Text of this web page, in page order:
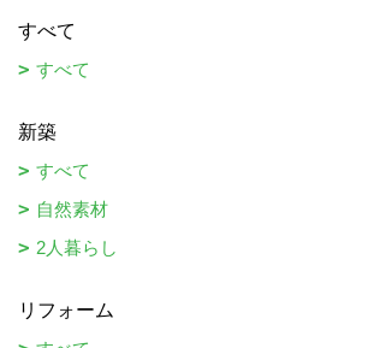
すべて
すべて
新築
すべて
自然素材
2人暮らし
リフォーム